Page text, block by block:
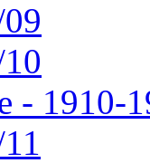
- 1910-